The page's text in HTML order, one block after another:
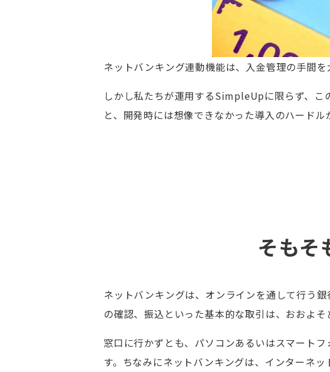
ネットバンキング連動機能は、入金管理の手間
しかし私たちが運用するSimpleUpに限らず、こ
と、開発時には想像できなかった導入のハードル
そもそ
ネットバンキングは、オンラインを通して行う
の確認、振込といった基本的な取引は、おおよ
窓口に行かずとも、パソコンあるいはスマート
す。ちなみにネットバンキングは、インターネ